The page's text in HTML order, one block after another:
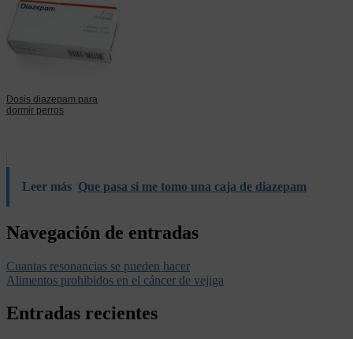
Dosis diazepam para
dormir perros
Leer más Que pasa si me tomo una caja de diazepam
Navegación de entradas
Cuantas resonancias se pueden hacer
Alimentos prohibidos en el cáncer de vejiga
Entradas recientes